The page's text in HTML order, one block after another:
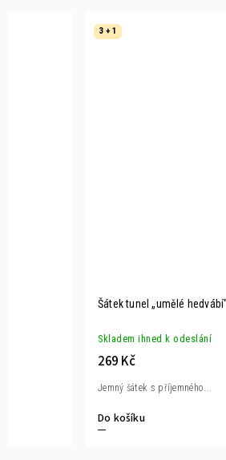
3 + 1
Šátek tunel „umělé
Skladem ihned k odeslání
269 Kč
Do košíku
Jemný šátek s příjemného...